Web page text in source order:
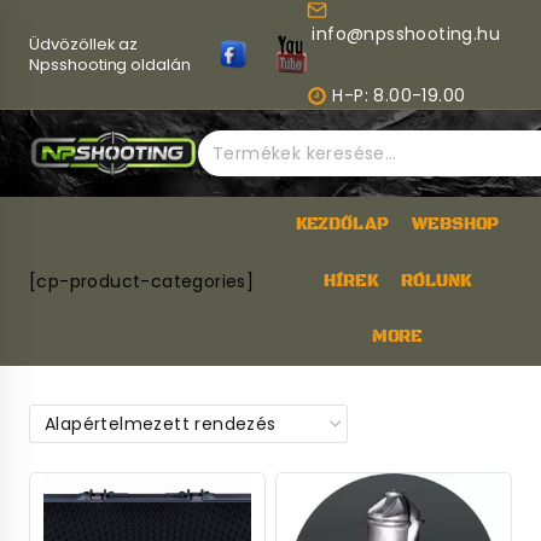
content
Üdvözöllek az
Npsshooting oldalán
info@npsshooting.hu
H-P: 8.00-19.00
Keresés
a
következőre:
[cp-product-categories]
KEZDŐLAP WEBSHOP
HÍREK RÓLUNK
MORE